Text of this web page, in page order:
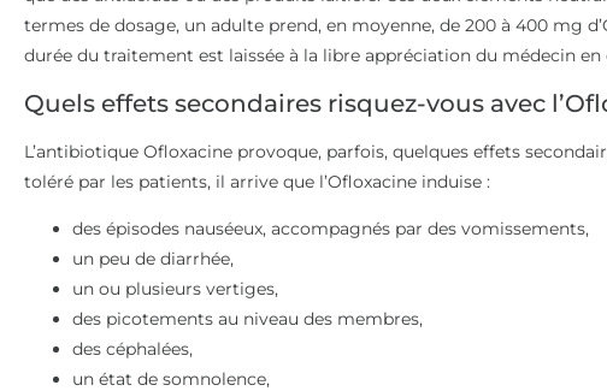
termes de dosage, un adulte prend, en moyenne, de 200 à 400 mg
durée du traitement est laissée à la libre appréciation du médecin
Quels effets secondaires risquez-vous avec
L’antibiotique Ofloxacine provoque, parfois, quelques effets
toléré par les patients, il arrive que l’Ofloxacine induise :
des épisodes nauséeux, accompagnés par des vomissements,
un peu de diarrhée,
un ou plusieurs vertiges,
des picotements au niveau des membres,
des céphalées,
un état de somnolence,